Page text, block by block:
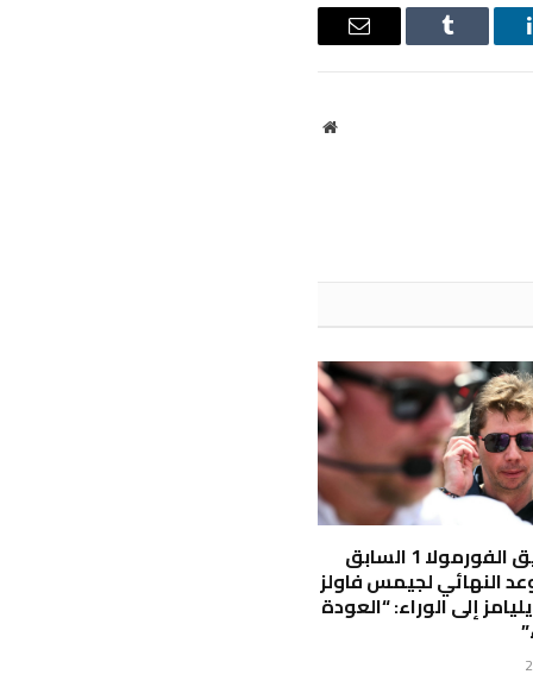
Tumblr
البريد
موقع
رئيس فريق الفورمولا 1 السابق
النهائي لجيمس فاولز
إلى الوراء: “العودة